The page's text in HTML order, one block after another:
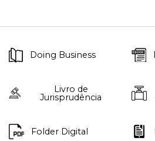
Doing Business
Livro de
Jurisprudência
Folder Digital